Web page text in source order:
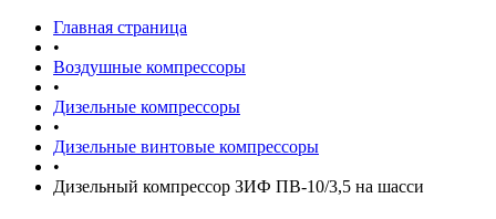
Главная страница
•
Воздушные компрессоры
•
Дизельные компрессоры
•
Дизельные винтовые компрессоры
•
Дизельный компрессор ЗИФ ПВ-10/3,5 на шасси